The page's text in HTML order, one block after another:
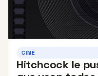
CINE
Hitchcock le